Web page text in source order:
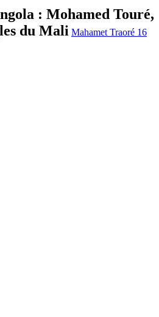
: Mohamed Touré,
du Mali Mahamet Traoré 16